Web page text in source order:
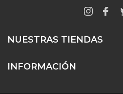
NUESTRAS TIENDAS
INFORMACIÓN